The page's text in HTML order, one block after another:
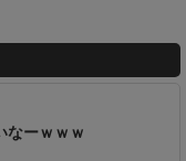
なーｗｗｗ